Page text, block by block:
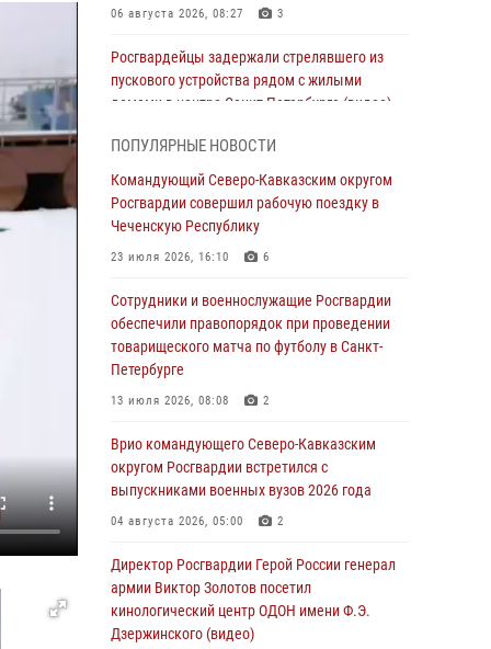
06 августа 2026, 08:27 3
Росгвардейцы задержали стрелявшего из
пускового устройства рядом с жилыми
домами в центре Санкт-Петербурга (видео)
В Новосибирске спецназ Росгвардии оказал
содействие при задержании подозреваемых
в похищении человека и вымогательстве
Сотрудники и военнослужащие Росгвардии
обеспечили правопорядок при проведении
матча Кубка России по футболу в Санкт-
В Грозном военнослужащие Росгвардии
присоединились к всероссийской донорской
акции «От сердца к сердцу»
В Бурятии и Приамурье росгвардейцы
задержали подозреваемых в незаконном
обороте наркотиков
ПОПУЛЯРНЫЕ НОВОСТИ
Командующий Северо-Кавказским округом
Росгвардии совершил рабочую поездку в
Чеченскую Республику
23 июля 2026, 16:10 6
Сотрудники и военнослужащие Росгвардии
обеспечили правопорядок при проведении
товарищеского матча по футболу в Санкт-
Петербурге
13 июля 2026, 08:08 2
Врио командующего Северо-Кавказским
округом Росгвардии встретился с
выпускниками военных вузов 2026 года
04 августа 2026, 05:00 2
Директор Росгвардии Герой России генерал
армии Виктор Золотов посетил
кинологический центр ОДОН имени Ф.Э.
Дзержинского (видео)